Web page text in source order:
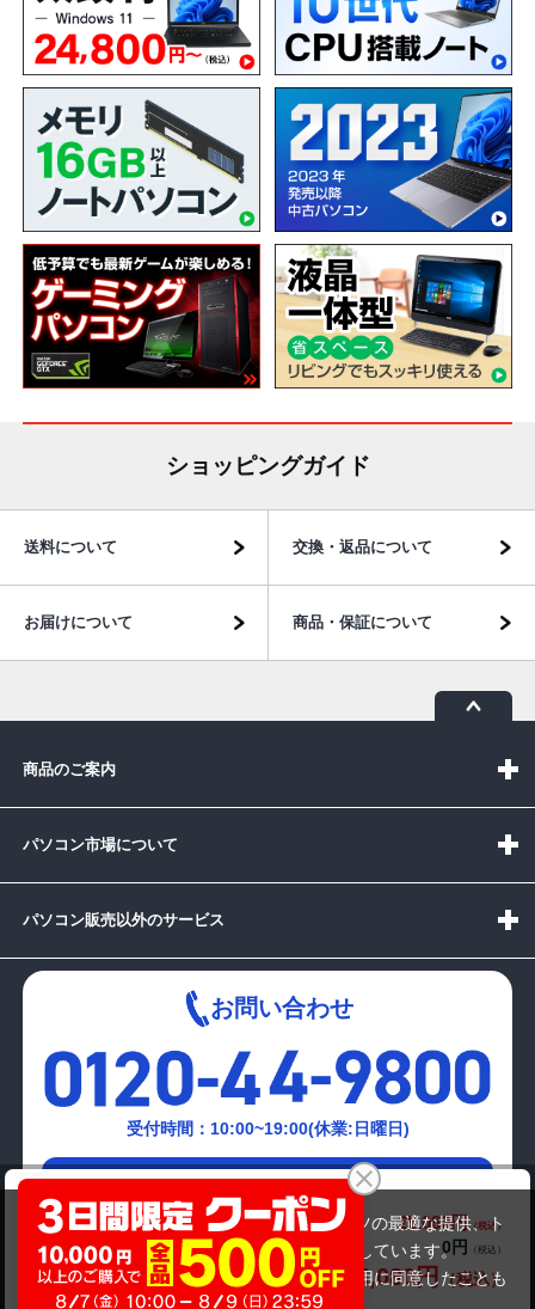
商品価格(税込) 25,080円
オプション小計価格(税込)
0円
商品合計価格(税込)
25,080円
ショッピングガイド
送料について 交換・返品について
お届けについて 商品・保証について
商品のご案内
パソコン市場について
パソコン販売以外のサービス
お問い合わせ
受付時間：10:00~19:00(休業:日曜日)
メールでの
お問い合わせはこちら
当サイトでは利用体験の向上およびコンテンツの最適な提供、ト
ラフィックの分析を目的としてCookieを使用しています。
サイトの閲覧を継続された場合、Cookieの利用に同意したことも